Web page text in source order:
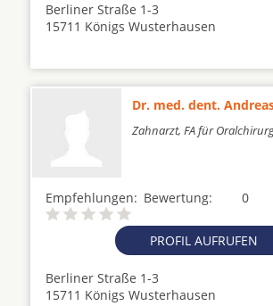
Berliner Straße 1-3
15711 Königs Wusterhausen
Dr. med. dent.
Zahnarzt, FA für
Empfehlungen: 0
Bewertung:
PROFIL AUFRUFEN
Berliner Straße 1-3
15711 Königs Wusterhausen